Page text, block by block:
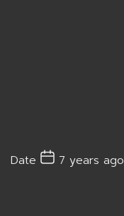
Date 7 years ago